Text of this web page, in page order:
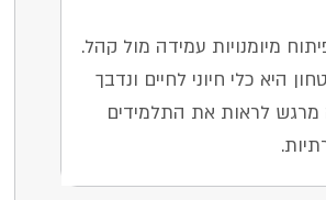
מיומנויות עמידה מול קהל.
היא כלי חיוני לחיים ונדבך
מרגש לראות את התלמידים